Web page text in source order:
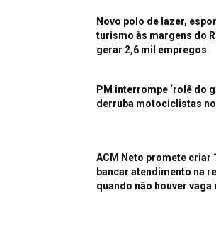
Novo polo de lazer,
turismo às margens do
gerar 2,6 mil empregos
PM interrompe ‘rolê do
derruba motociclistas
ACM Neto promete criar
bancar atendimento na
quando não houver vaga